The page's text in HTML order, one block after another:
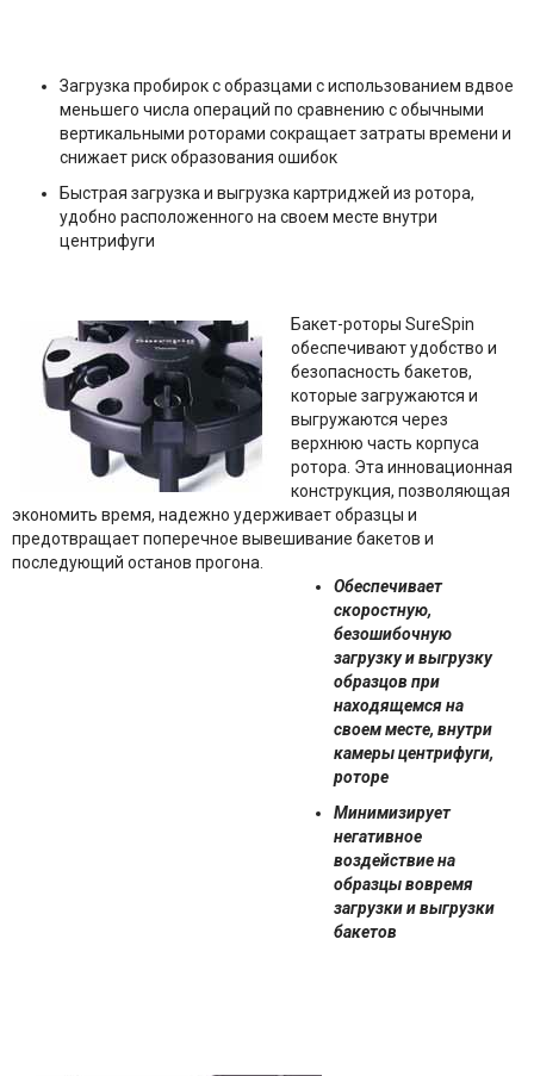
Загрузка пробирок с образцами с использованием вдвое
меньшего числа операций по сравнению с обычными
вертикальными роторами сокращает затраты времени и
снижает риск образования ошибок
Быстрая загрузка и выгрузка картриджей из ротора,
удобно расположенного на своем месте внутри
центрифуги
Бакет-роторы SureSpin
обеспечивают удобство и
безопасность бакетов,
которые загружаются и
выгружаются через
верхнюю часть корпуса
ротора. Эта инновационная
конструкция, позволяющая
экономить время, надежно удерживает образцы и
предотвращает поперечное вывешивание бакетов и
последующий останов прогона.
Обеспечивает
скоростную,
безошибочную
загрузку и выгрузку
образцов при
находящемся на
своем месте, внутри
камеры центрифуги,
роторе
Минимизирует
негативное
воздействие на
образцы вовремя
загрузки и выгрузки
бакетов